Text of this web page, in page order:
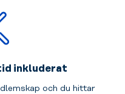
inkluderat
och du hittar